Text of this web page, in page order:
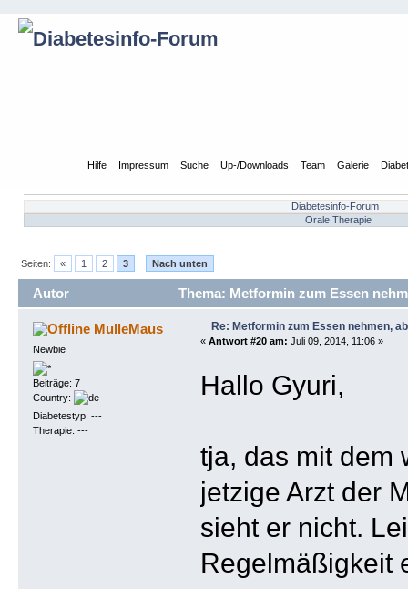
Hilfe Impressum Suche Up-/Downloads Team Galerie
Diabetesinfo-Forum
Orale Therapie
Seiten: « 1 2 3 Nach unten
Autor Thema: Metformin zum Essen
MulleMaus
Newbie
Beiträge: 7
Country:
Diabetestyp: ---
Therapie: ---
Re: Metformin zum Essen nehmen,
« Antwort #20 am: Juli 09, 2014, 11:06 »
Hallo Gyuri,
tja, das mit dem
jetzige Arzt der
sieht er nicht.
Regelmäßigkeit